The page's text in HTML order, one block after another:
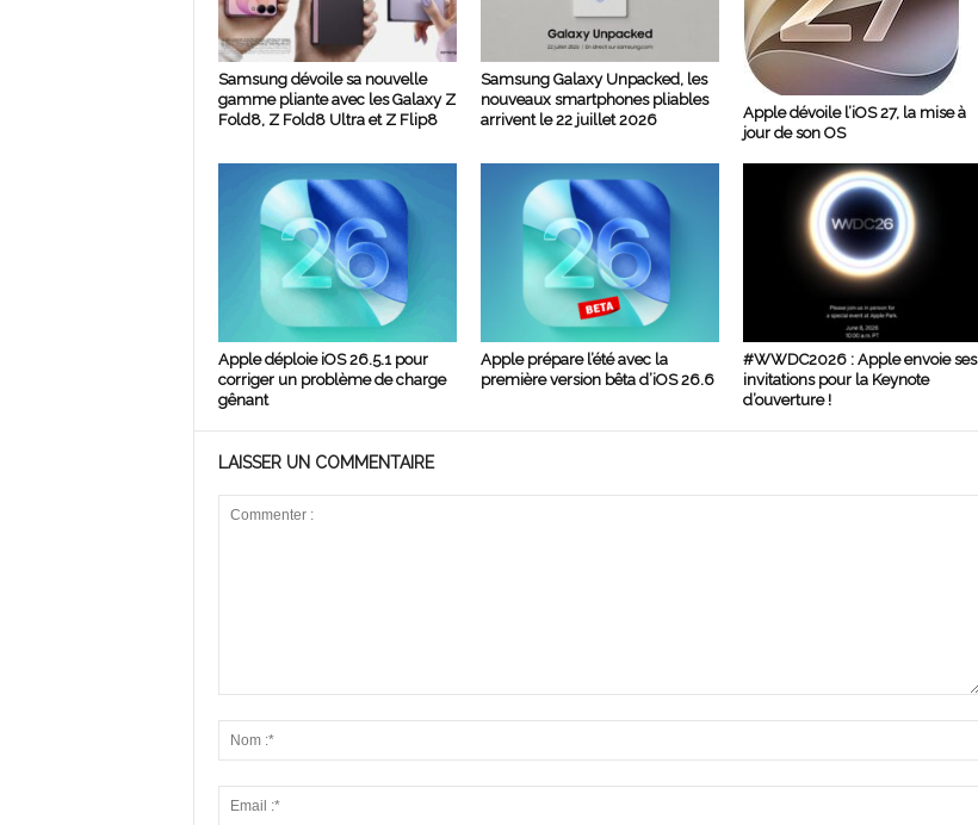
Samsung dévoile sa nouvelle
gamme pliante avec les Galaxy Z
Fold8, Z Fold8 Ultra et Z Flip8
Samsung Galaxy Unpacked, les
nouveaux smartphones pliables
arrivent le 22 juillet 2026
Apple dévoile l’iOS 27, la mise à
jour de son OS
Apple déploie iOS 26.5.1 pour
corriger un problème de charge
gênant
Apple prépare l’été avec la
première version bêta d’iOS 26.6
#WWDC2026 : Apple envoie ses
invitations pour la Keynote
d’ouverture !
LAISSER UN COMMENTAIRE